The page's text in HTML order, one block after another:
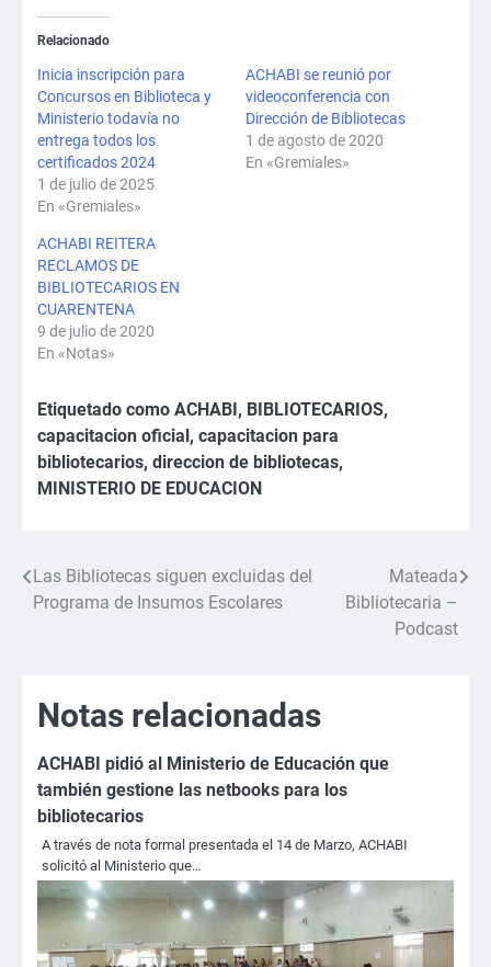
Relacionado
Inicia inscripción para
Concursos en Biblioteca y
Ministerio todavía no
entrega todos los
certificados 2024
1 de julio de 2025
En «Gremiales»
ACHABI se reunió por
videoconferencia con
Dirección de Bibliotecas
1 de agosto de 2020
En «Gremiales»
ACHABI REITERA
RECLAMOS DE
BIBLIOTECARIOS EN
CUARENTENA
9 de julio de 2020
En «Notas»
Etiquetado como ACHABI, BIBLIOTECARIOS,
capacitacion oficial, capacitacion para
bibliotecarios, direccion de bibliotecas,
MINISTERIO DE EDUCACION
Navegación
Las Bibliotecas siguen excluidas del
Programa de Insumos Escolares
Mateada
Bibliotecaria –
Podcast
Notas relacionadas
ACHABI pidió al Ministerio de Educación que
también gestione las netbooks para los
bibliotecarios
A través de nota formal presentada el 14 de Marzo, ACHABI
solicitó al Ministerio que…